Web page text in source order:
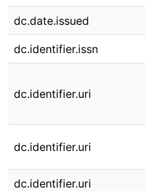
dc.date.issued
dc.identifier.issn
dc.identifier.uri
dc.identifier.uri
dc.identifier.uri